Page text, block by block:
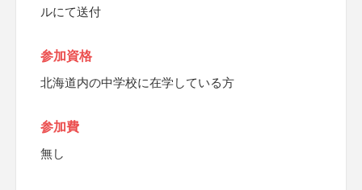
ルにて送付
参加資格
北海道内の中学校に在学している方
参加費
無し